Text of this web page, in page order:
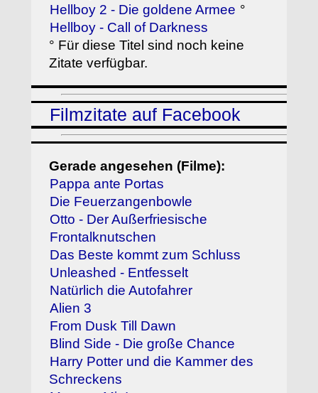
Hellboy 2 - Die goldene Armee °
Hellboy - Call of Darkness
° Für diese Titel sind noch keine
Zitate verfügbar.
Filmzitate auf Facebook
Gerade angesehen (Filme):
Pappa ante Portas
Die Feuerzangenbowle
Otto - Der Außerfriesische
Frontalknutschen
Das Beste kommt zum Schluss
Unleashed - Entfesselt
Natürlich die Autofahrer
Alien 3
From Dusk Till Dawn
Blind Side - Die große Chance
Harry Potter und die Kammer des
Schreckens